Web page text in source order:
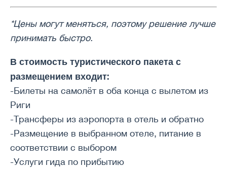
*Цены могут меняться, поэтому решение лучше
принимать быстро.
В стоимость туристического пакета с
размещением входит:
-Билеты на самолёт в оба конца с вылетом из
Риги
-Трансферы из аэропорта в отель и обратно
-Размещение в выбранном отеле, питание в
соответствии с выбором
-Услуги гида по прибытию